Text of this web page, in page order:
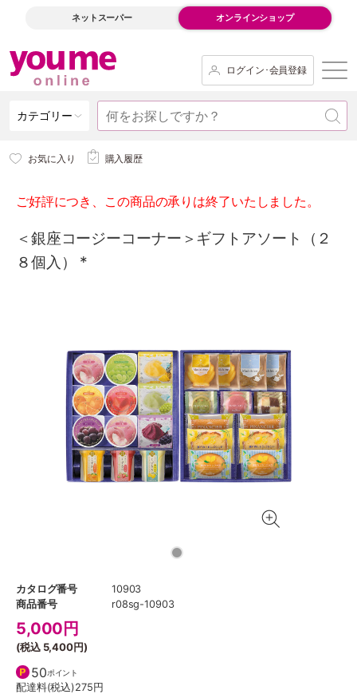
ネットスーパー オンラインショップ
ログイン･会員登録
カテゴリー
お気に入り 購入履歴
ご好評につき、この商品の承りは終了いたしました。
＜銀座コージーコーナー＞ギフトアソート（２
８個入） *
カタログ番号
10903
商品番号
r08sg-10903
5,000 円
(税込 5,400円)
50ポイント
配達料(税込)275円